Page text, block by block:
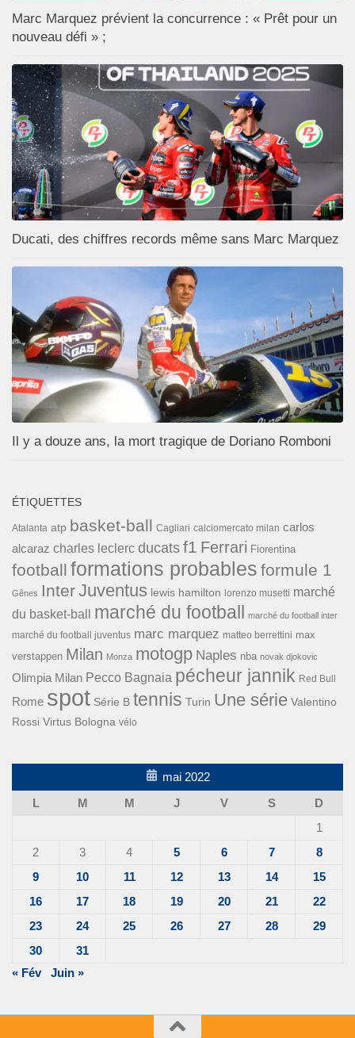
Marc Marquez prévient la concurrence : « Prêt pour un
nouveau défi » ;
Ducati, des chiffres records même sans Marc Marquez
Il y a douze ans, la mort tragique de Doriano Romboni
ÉTIQUETTES
Atalanta atp basket-ball Cagliari calciomercato milan carlos
alcaraz charles leclerc ducats f1 Ferrari Fiorentina
football formations probables formule 1
Gênes InterJuventus lewis hamilton lorenzo musetti marché
du basket-ball
marché du football marché du football inter
marché du football juventus marc marquez matteo berrettini max
verstappen Milan Monza motogp Naples nba novak djokovic
Olimpia Milan Pecco Bagnaia pécheur jannik Red Bull
Rome spot Série B tennis Turin Une série Valentino
Rossi Virtus Bologna vélo
mai 2022
L
M M J V S
D
1
2
3 4 5 6 7
8
9
10 11 12 13 14
15
16
17 18 19 20 21
22
23
24 25 26 27 28
29
30
31
« Fév
Juin »